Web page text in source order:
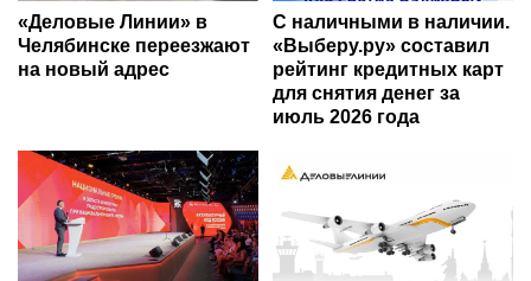
«Деловые Линии» в
Челябинске переезжают
на новый адрес
С наличными в наличии.
«Выберу.ру» составил
рейтинг кредитных карт
для снятия денег за
июль 2026 года